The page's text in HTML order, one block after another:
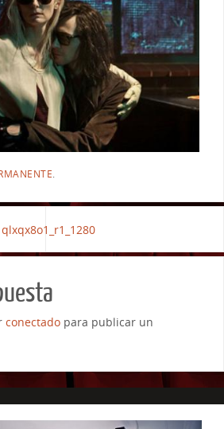
.
conectadopara publicar un